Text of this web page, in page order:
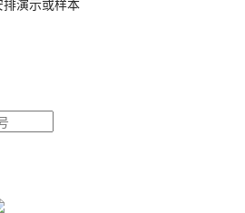
演示或样本